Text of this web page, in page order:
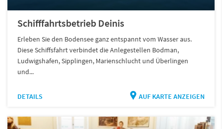
Schifffahrtsbetrieb Deinis
Erleben Sie den Bodensee ganz entspannt vom Wasser aus.
Diese Schiffsfahrt verbindet die Anlegestellen Bodman,
Ludwigshafen, Sipplingen, Marienschlucht und Überlingen
und...
DETAILS AUF KARTE ANZEIGEN